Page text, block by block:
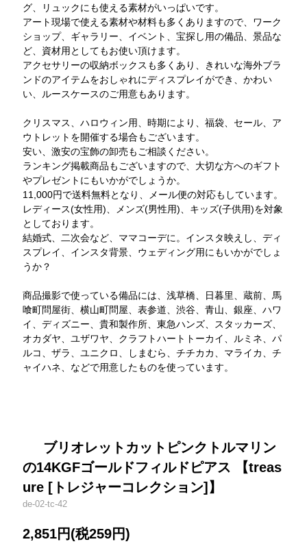
グ、リュックにも使える素材がいっぱいです。
アート現場で使える素材や材料も多くありますので、ワーク
ショップ、ギャラリー、イベント、宝探し用の備品、景品な
ど、資材用としてもお使い頂けます。
アクセサリーの収納ボックスも多くあり、きれいな海外ブラ
ンドのアイテムをおしゃれにディスプレイができ、かわい
い、ルースケースのご用意もあります。
クリスマス、ハロウィン用、時期により、福袋、セール、ア
ウトレットを開催する場合もございます。
安い、激安の宝飾の卸売もご相談ください。
ランキング掲載商品もございますので、大切な方へのギフト
やプレゼントにもいかがでしょうか。
11,000円で送料無料となり、メール便の対応もしています。
レディース(女性用)、メンズ(男性用)、キッズ(子供用)を対象
としております。
結婚式、二次会など、ママコーデに。インスタ映えし、ディ
スプレイ、インスタ背景、ウェディング用にもいかがでしょ
うか？
商品撮影で使っている備品には、浅草橋、日暮里、蔵前、馬
喰町問屋街、横山町問屋、表参道、渋谷、青山、銀座、ハワ
イ、ディズニー、貴和製作所、東急ハンズ、スタッカーズ、
オカダヤ、ユザワヤ、クラフトハートトーカイ、ルミネ、パ
ルコ、ザラ、ユニクロ、しまむら、チチカカ、マライカ、チ
ャイハネ、などで用意したものを使っています。
ブリオレットカットピンクトルマリン
の14KGFゴールドフィルドピアス 【treas
ure [トレジャーコレクション]】
de-02-tc-42
2,851円(税259円)